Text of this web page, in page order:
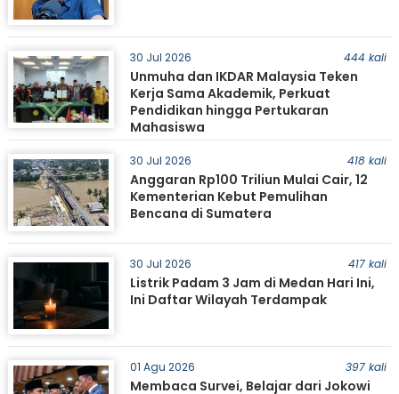
30 Jul 2026 444 kali
Unmuha dan IKDAR Malaysia Teken
Kerja Sama Akademik, Perkuat
Pendidikan hingga Pertukaran
Mahasiswa
30 Jul 2026 418 kali
Anggaran Rp100 Triliun Mulai Cair, 12
Kementerian Kebut Pemulihan
Bencana di Sumatera
30 Jul 2026 417 kali
Listrik Padam 3 Jam di Medan Hari Ini,
Ini Daftar Wilayah Terdampak
01 Agu 2026 397 kali
Membaca Survei, Belajar dari Jokowi